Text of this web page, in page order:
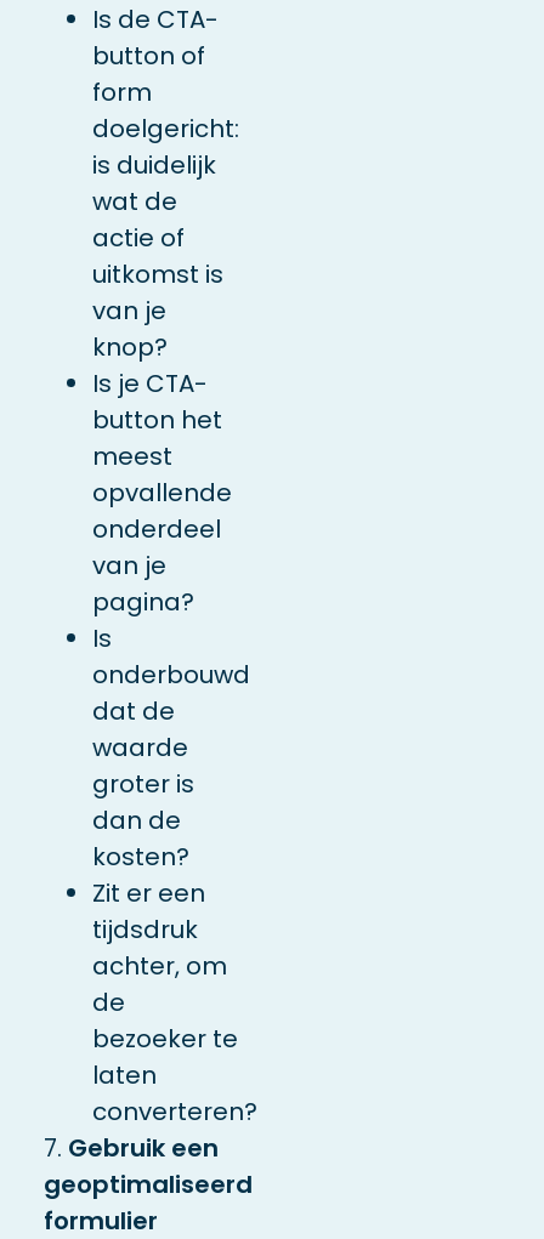
Is de CTA-
button of
form
doelgericht:
is duidelijk
wat de
actie of
uitkomst is
van je
knop?
Is je CTA-
button het
meest
opvallende
onderdeel
van je
pagina?
Is
onderbouwd
dat de
waarde
groter is
dan de
kosten?
Zit er een
tijdsdruk
achter, om
de
bezoeker te
laten
converteren?
7. Gebruik een
geoptimaliseerd
formulier